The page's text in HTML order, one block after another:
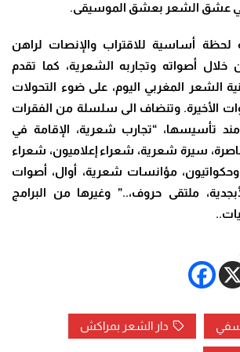
عشق الشعر بعشق الموسيقى.
لحظة أساسية للاقتراب والإنصات لراهن
خلال أصواته وتجاربه الشعرية، كما تقدم
الشعر المغربي اليوم، على ضوء التحولات
الأخيرة. وتنضاف الى سلسلة من الفقرات
مند تأسيسها، “تجارب شعرية، الإقامة في
سيرة شعرية، شعراء إعلاميون، شعراء
مؤانسات شعرية، أوال، أصوات
ملتقى حروف،..” وغيرها من البرامج
دار الشعر بمراكش